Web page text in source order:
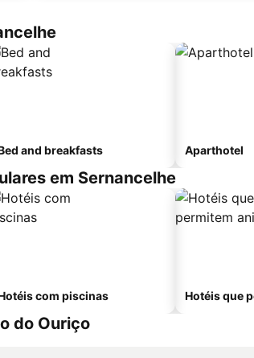
and breakfasts Aparthotel
em Sernancelhe
com piscinas Hotéis que
do Ouriço